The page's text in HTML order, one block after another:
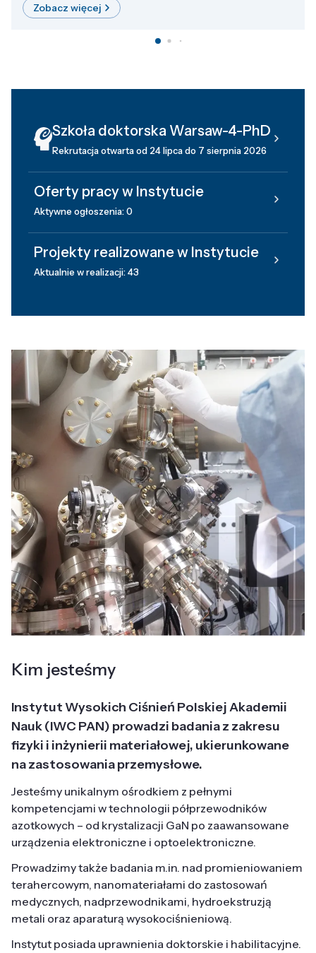
Zobacz więcej
Szkoła doktorska Warsaw-4-PhD
Rekrutacja otwarta od 24 lipca do 7 sierpnia 2026
Oferty pracy w Instytucie
Aktywne ogłoszenia: 0
Projekty realizowane w Instytucie
Aktualnie w realizacji: 43
Kim jesteśmy
Instytut Wysokich Ciśnień Polskiej Akademii
Nauk (IWC PAN) prowadzi badania z zakresu
fizyki i inżynierii materiałowej, ukierunkowane
na zastosowania przemysłowe.
Jesteśmy unikalnym ośrodkiem z pełnymi
kompetencjami w technologii półprzewodników
azotkowych – od krystalizacji GaN po zaawansowane
urządzenia elektroniczne i optoelektroniczne.
Prowadzimy także badania m.in. nad promieniowaniem
terahercowym, nanomateriałami do zastosowań
medycznych, nadprzewodnikami, hydroekstruzją
metali oraz aparaturą wysokociśnieniową.
Instytut posiada uprawnienia doktorskie i habilitacyjne.